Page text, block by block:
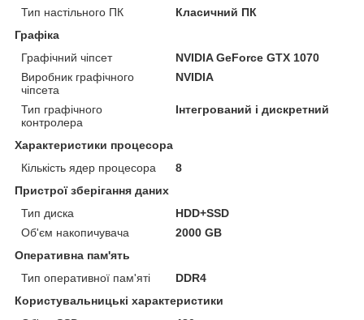
Тип настільного ПК
Класичний ПК
Графіка
Графічний чіпсет
NVIDIA GeForce GTX 1070
Виробник графічного
чіпсета
NVIDIA
Тип графічного
контролера
Інтегрований і дискретний
Характеристики процесора
Кількість ядер процесора
8
Пристрої зберігання даних
Тип диска
HDD+SSD
Об'єм накопичувача
2000 GB
Оперативна пам'ять
Тип оперативної пам'яті
DDR4
Користувальницькі характеристики